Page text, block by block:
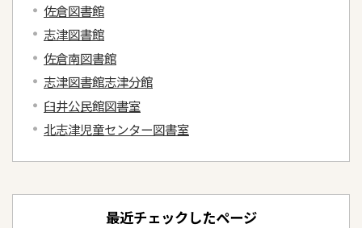
佐倉図書館
志津図書館
佐倉南図書館
志津図書館志津分館
臼井公民館図書室
北志津児童センター図書室
最近チェックしたページ